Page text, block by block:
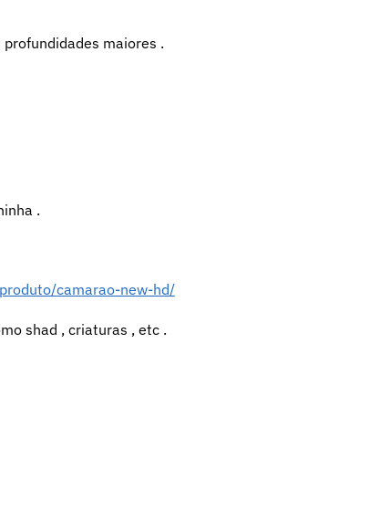
maiores .
.
camarao-new-hd/
shad , criaturas , etc .